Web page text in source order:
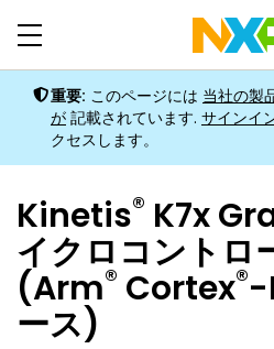
重要: このページには 当社の製
が 記載されています. サインイ
クセスします。
Kinetis® K7x
イクロコントロ
(Arm® Cortex®-
ース)